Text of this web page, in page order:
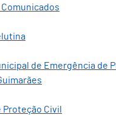
de Emergência de
Proteção Civil